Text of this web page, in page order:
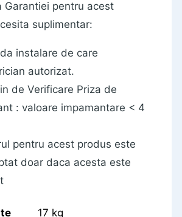
Garantiei pentru acest
suplimentar:
instalare de care
autorizat.
de Verificare Priza de
: valoare impamantare < 4
pentru acest produs este
doar daca acesta este
17 kg